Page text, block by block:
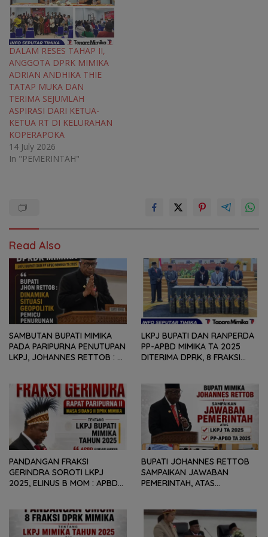
DALAM RESES TAHAP II,
ANGGOTA DPRK MIMIKA
ADRIAN ANDHIKA THIE
TATAP MUKA DAN
TERIMA SEJUMLAH
ASPIRASI DARI KETUA-
KETUA RT DI KELURAHAN
KOPERAPOKA
14 July 2026
In "PEMERINTAH"
Read Also
SAMBUTAN BUPATI MIMIKA
PADA PARIPURNA PENUTUPAN
LKPJ, JOHANNES RETTOB :
PENURUNAN FISKAL DAERAH
LKPJ BUPATI DAN RANPERDA
PP-APBD MIMIKA TA 2025
DITERIMA DPRK, 8 FRAKSI
KEPADA PEMERINTAH DAERAH
PANDANGAN FRAKSI
GERINDRA SOROTI LKPJ
2025, ELINUS B MOM : APBD
TETAPI SEJAUH MANA
MAMPU MENJAWAB
BUPATI JOHANNES RETTOB
SAMPAIKAN JAWABAN
PEMERINTAH, ATAS
DAN RANPERDA PP- APBD
TAHUN ANGGARAN 2025